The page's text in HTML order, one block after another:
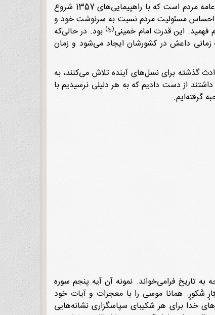
نویسنده کتاب در کمین گل سرخ تصریح کرد: بعد از پیروزی انقلاب اسلامی، یکی از دستاوردهای انقلاب اسلامی بسیج عمومی عامه مردم است که با راهپیمایی‌های 1357 شروع
دارد. احساس مسئولیت مردم نسبت به سرنوشت خود و
فهمید. این قدرت امام خمینی(ره) بود. در حالی‌که
داعش در کشورشان ایجاد می‌شود و زمان
گذشته برای نسل‌های آینده تلاش می‌کنند، به
از دست دادیم که به هر دلیلی نرسیدیم با
گرفته‌ایم.
تاریخ فرامی‌خواند. نمونه آن آیه پنجم سوره
شَکورٍ. همانا موسی را با معجزات و آیات خود
خدا برای هر شکیبای سپاسگزاری نشانه‌هایی